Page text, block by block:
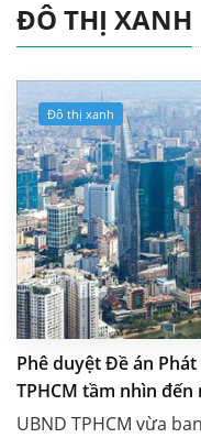
ĐÔ THỊ XANH
Đô thị xanh
Phê duyệt Đề án
TPHCM tầm nhìn đến
UBND TPHCM vừa